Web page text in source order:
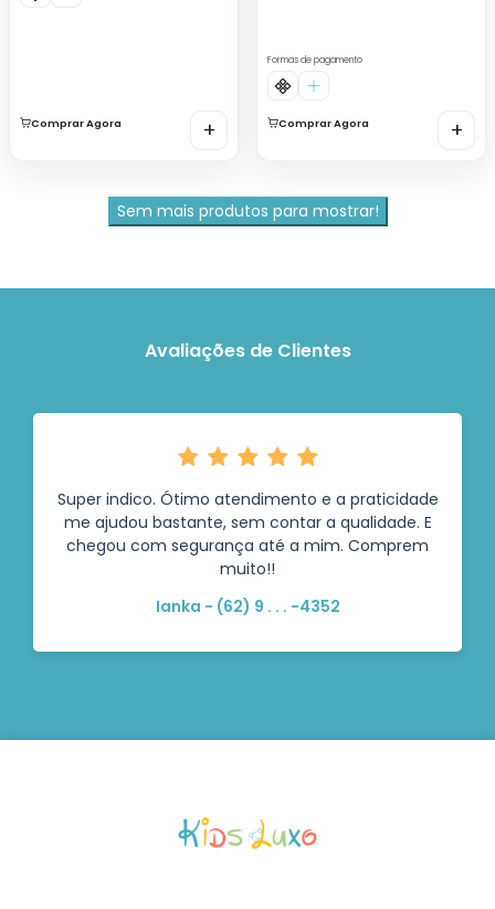
Comprar Agora +
Formas de pagamento
Comprar Agora +
Sem mais produtos para mostrar!
Avaliações de Clientes
Super indico. Ótimo atendimento e a praticidade
me ajudou bastante, sem contar a qualidade. E
chegou com segurança até a mim. Comprem
muito!!
Ianka - (62) 9 . . . -4352